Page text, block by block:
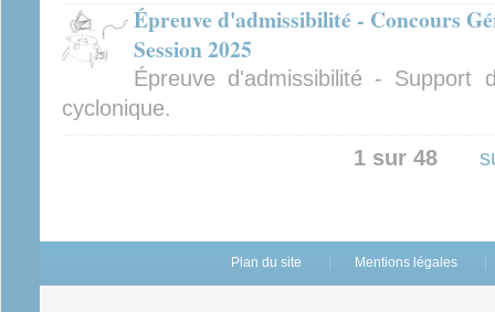
Épreuve d'admissibilité - Concours
Session 2025
Épreuve d'admissibilité - Support
cyclonique.
1 sur 48
Plan du site Mentions légales